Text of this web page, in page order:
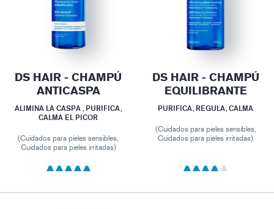
DS HAIR - CHAMPÚ
ANTICASPA
ALIMINA LA CASPA , PURIFICA,
CALMA EL PICOR
(Cuidados para pieles sensibles,
Cuidados para pieles irritadas)
DS HAIR - CHAMPÚ
EQUILIBRANTE
PURIFICA, REGULA, CALMA
(Cuidados para pieles sensibles,
Cuidados para pieles irritadas)